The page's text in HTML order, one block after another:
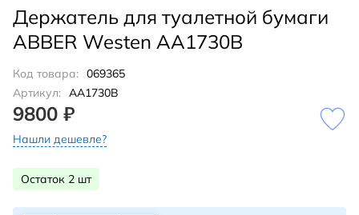
Держатель для туалетной бумаги
ABBER Westen AA1730B
Код товара: 069365
Артикул: AA1730B
9800 ₽
Нашли дешевле?
Остаток 2 шт